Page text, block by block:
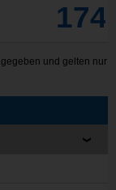
und gelten nur